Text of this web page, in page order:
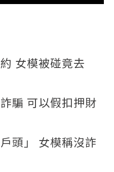
女模被碰竟去
騙 可以假扣押財
頭」 女模稱沒詐